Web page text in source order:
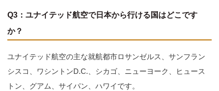
Q3：ユナイテッド航空で日本から行ける国はどこです
か？
ユナイテッド航空の主な就航都市ロサンゼルス、サンフラン
シスコ、ワシントンD.C.、シカゴ、ニューヨーク、ヒュース
トン、グアム、サイパン、ハワイです。